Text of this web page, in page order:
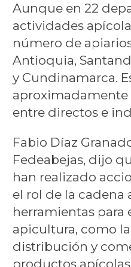
Aunque en 22
actividades
número de
Antioquia,
y Cundinamarca.
aproximadamente
entre directos e
Fabio Díaz
Fedeabejas, dijo
han realizado
el rol de la cadena
herramientas para
apicultura, como
distribución y
productos